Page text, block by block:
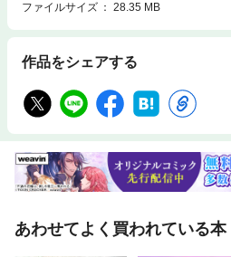
ファイルサイズ
28.35 MB
作品をシェアする
あわせてよく買われている本